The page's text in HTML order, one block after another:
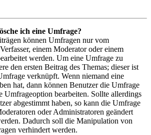
ich eine Umfrage?
können Umfragen nur vom
einem Moderator oder einem
werden. Um eine Umfrage zu
den ersten Beitrag des Themas; dieser ist
verknüpft. Wenn niemand eine
hat, dann können Benutzer die Umfrage
Umfrageoption bearbeiten. Sollte allerdings
abgestimmt haben, so kann die Umfrage
oder Administratoren geändert
Dadurch soll die Manipulation von
verhindert werden.